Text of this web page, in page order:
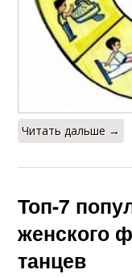
Читать дальше →
Топ-7
женского
танцев